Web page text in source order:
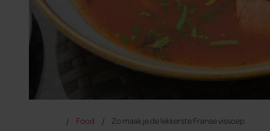
Food Zo maak je de lekkerste Franse vissoep